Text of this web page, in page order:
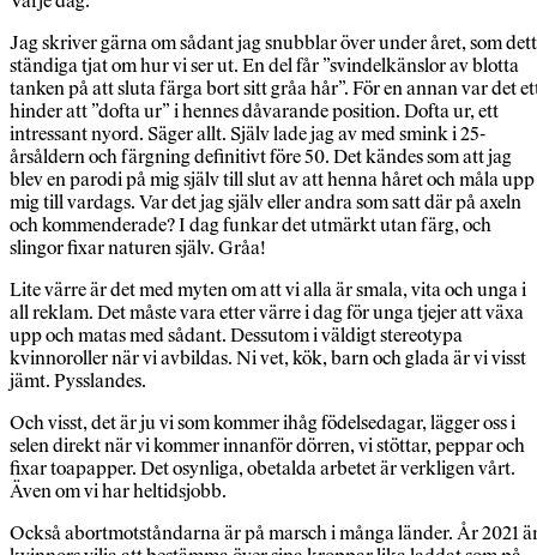
Jag skriver gärna om sådant jag snubblar över under året, som
ständiga tjat om hur vi ser ut. En del får ”svindelkänslor av blotta
tanken på att sluta färga bort sitt gråa hår”. För en annan var det
hinder att ”dofta ur” i hennes dåvarande position. Dofta ur, ett
intressant nyord. Säger allt. Själv lade jag av med smink i 25-
årsåldern och färgning definitivt före 50. Det kändes som att jag
blev en parodi på mig själv till slut av att henna håret och måla upp
mig till vardags. Var det jag själv eller andra som satt där på axeln
och kommenderade? I dag funkar det utmärkt utan färg, och
slingor fixar naturen själv. Gråa!
Lite värre är det med myten om att vi alla är smala, vita och unga i
all reklam. Det måste vara etter värre i dag för unga tjejer att växa
upp och matas med sådant. Dessutom i väldigt stereotypa
kvinnoroller när vi avbildas. Ni vet, kök, barn och glada är vi visst
jämt. Pysslandes.
Och visst, det är ju vi som kommer ihåg födelsedagar, lägger oss i
selen direkt när vi kommer innanför dörren, vi stöttar, peppar och
fixar toapapper. Det osynliga, obetalda arbetet är verkligen vårt.
Även om vi har heltidsjobb.
Också abortmotståndarna är på marsch i många länder. År 2021